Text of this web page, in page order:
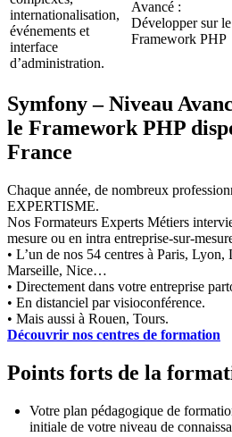
internationalisation,
événements et
interface
d’administration.
Avancé :
Développer sur le
Framework PHP
Symfony – Niveau
le Framework PHP
France
Chaque année, de nombreux
EXPERTISME.
Nos Formateurs Experts Métiers
mesure ou en intra entreprise-sur-
• L’un de nos 54 centres à Paris,
Marseille, Nice…
• Directement dans votre entreprise
• En distanciel par visioconférence.
• Mais aussi à Rouen, Tours.
Découvrir nos centres de formation
Points forts de la
Votre plan pédagogique de
initiale de votre niveau de